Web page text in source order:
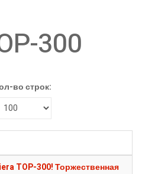
300
во строк:
TOP-300! Торжественная